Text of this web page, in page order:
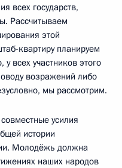
всех государств,
Рассчитываем
этой
квартиру планируем
всех участников этого
возражений либо
мы рассмотрим.
усилия
истории
Молодёжь должна
наших народов